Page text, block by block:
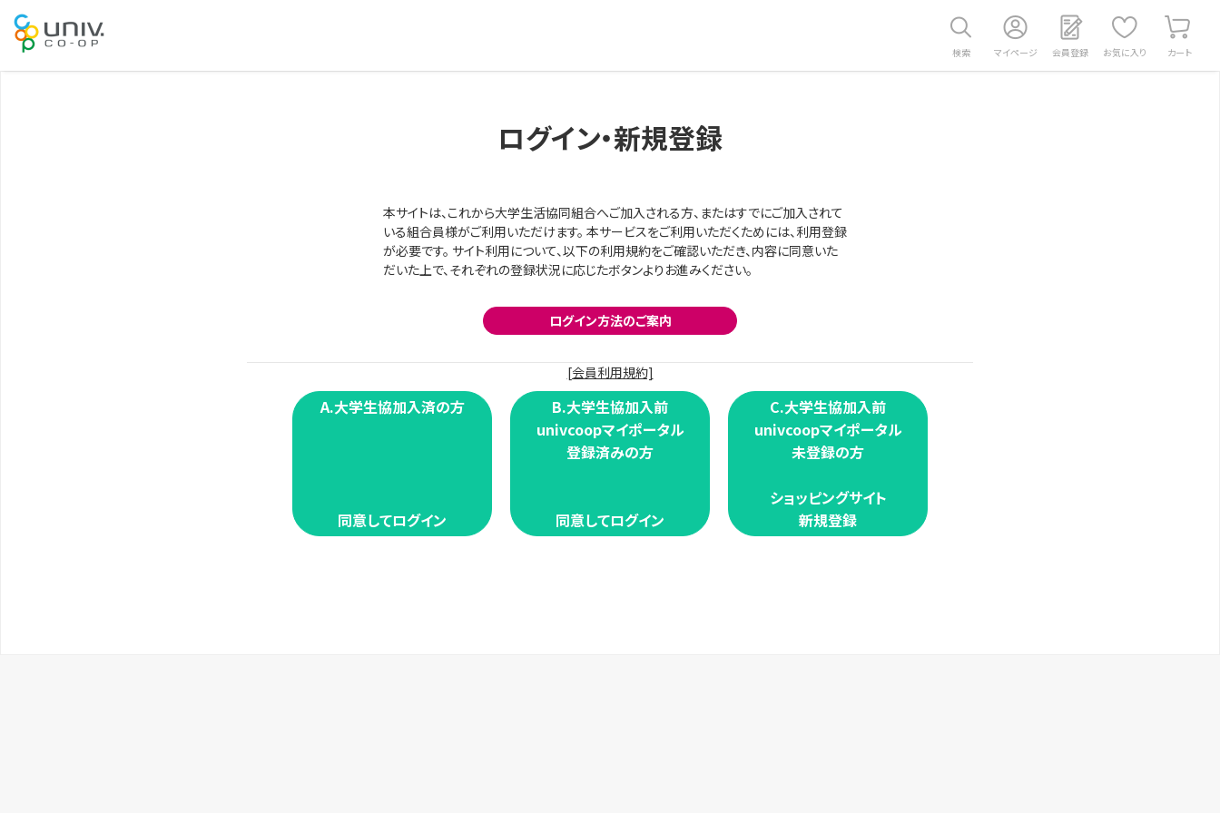
検索 マイページ 会員登録 お気に入り カート
ログイン・新規登録
本サイトは、これから大学生活協同組合へご加入される方、またはすでにご加入されて
いる組合員様がご利用いただけます。 本サービスをご利用いただくためには、利用登録
が必要です。 サイト利用について、以下の利用規約をご確認いただき、内容に同意いた
だいた上で、それぞれの登録状況に応じたボタンよりお進みください。
ログイン方法のご案内
[会員利用規約]
A.大学生協加入済の方
同意してログイン
B.大学生協加入前
univcoopマイポータル
登録済みの方
同意してログイン
C.大学生協加入前
univcoopマイポータル
未登録の方
ショッピングサイト
新規登録